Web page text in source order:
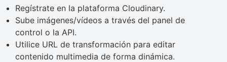
Regístrate en la plataforma Cloudinary.
Sube imágenes/vídeos a través del panel de
control o la API.
Utilice URL de transformación para editar
contenido multimedia de forma dinámica.